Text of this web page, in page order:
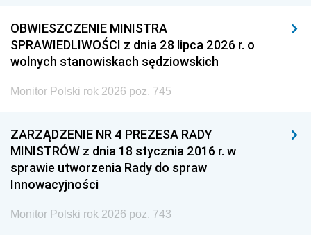
OBWIESZCZENIE MINISTRA
SPRAWIEDLIWOŚCI z dnia 28 lipca 2026 r. o
wolnych stanowiskach sędziowskich
Monitor Polski rok 2026 poz. 745
ZARZĄDZENIE NR 4 PREZESA RADY
MINISTRÓW z dnia 18 stycznia 2016 r. w
sprawie utworzenia Rady do spraw
Innowacyjności
Monitor Polski rok 2026 poz. 743